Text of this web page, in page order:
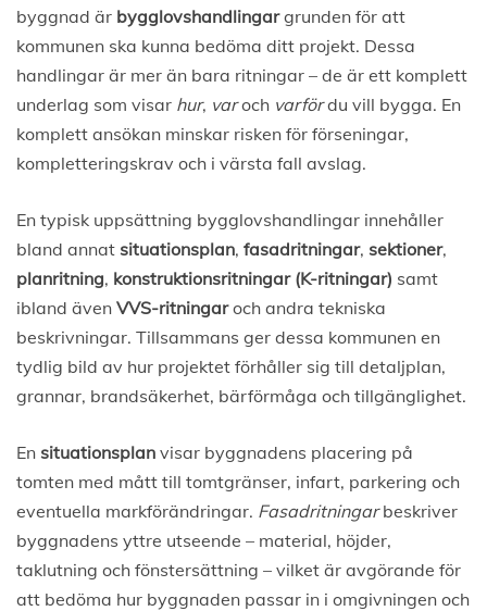
byggnad är bygglovshandlingargrunden för att
kommunen ska kunna bedöma ditt projekt. Dessa
handlingar är mer än bara ritningar – de är ett komplett
underlag som visar hur, varoch varfördu vill bygga. En
komplett ansökan minskar risken för förseningar,
kompletteringskrav och i värsta fall avslag.
En typisk uppsättning bygglovshandlingar innehåller
bland annat situationsplan, fasadritningar, sektioner,
planritning, konstruktionsritningar (K-ritningar) samt
ibland även VVS-ritningaroch andra tekniska
beskrivningar. Tillsammans ger dessa kommunen en
tydlig bild av hur projektet förhåller sig till detaljplan,
grannar, brandsäkerhet, bärförmåga och tillgänglighet.
En situationsplan visar byggnadens placering på
tomten med mått till tomtgränser, infart, parkering och
eventuella markförändringar. Fasadritningarbeskriver
byggnadens yttre utseende – material, höjder,
taklutning och fönstersättning – vilket är avgörande för
att bedöma hur byggnaden passar in i omgivningen och